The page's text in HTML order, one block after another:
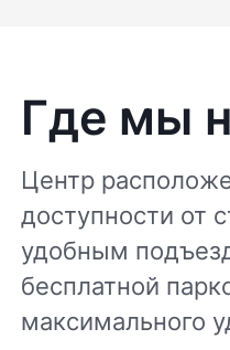
Где мы
Центр
доступности от
удобным
бесплатной
максимального